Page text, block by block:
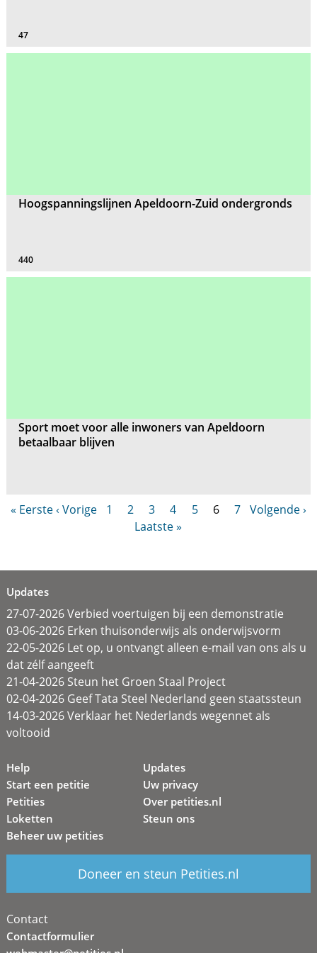
47
Hoogspanningslijnen Apeldoorn-Zuid ondergronds
440
Sport moet voor alle inwoners van Apeldoorn
betaalbaar blijven
« Eerste‹ Vorige 1 2 3 4 5 6 7 Volgende ›
Laatste »
Updates
27-07-2026 Verbied voertuigen bij een demonstratie
03-06-2026 Erken thuisonderwijs als onderwijsvorm
22-05-2026 Let op, u ontvangt alleen e-mail van ons als u
dat zélf aangeeft
21-04-2026 Steun het Groen Staal Project
02-04-2026 Geef Tata Steel Nederland geen staatssteun
14-03-2026 Verklaar het Nederlands wegennet als
voltooid
Help
Start een petitie
Petities
Loketten
Beheer uw petities
Updates
Uw privacy
Over petities.nl
Steun ons
Doneer en steun Petities.nl
Contact
Contactformulier